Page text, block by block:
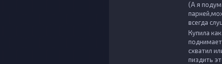
(А я
всегда
Купила
схватил
пиздить